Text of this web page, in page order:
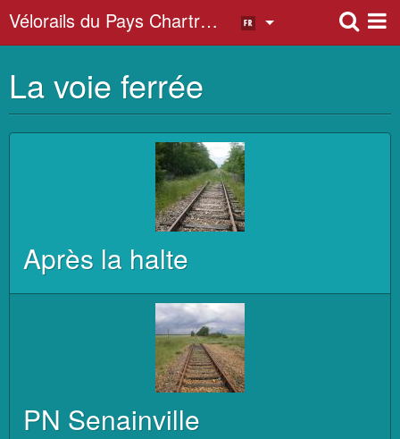
Vélorails du Pays Chartrain
ATELIERS DES PIONNIERS
La voie ferrée
Après la halte
PN Senainville